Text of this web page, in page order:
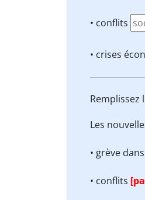
• conflits
• crises
Remplissez
Les
• grève
• conflits